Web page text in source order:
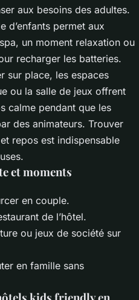
aux besoins des adultes.
d’enfants permet aux
un moment relaxation ou
recharger les batteries.
sur place, les espaces
ou la salle de jeux offrent
calme pendant que les
des animateurs. Trouver
repos est indispensable
et moments
en couple.
de l’hôtel.
ou jeux de société sur
en famille sans